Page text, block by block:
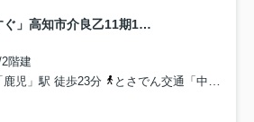
「小・中学校歩いてすぐ」高知市介良乙11期1号棟 新築一戸建て
階建
鹿児」駅 徒歩23分
とさでん交通「中屋（高知県）」バス停下車 徒歩5分